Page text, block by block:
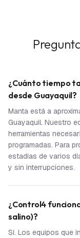
¿Cuánto tiempo
desde Guayaquil?
Manta está a
Guayaquil. Nuestro
herramientas
programadas. Para
estadías de varios
y sin interrupciones.
¿Control4
salino)?
Sí. Los equipos que